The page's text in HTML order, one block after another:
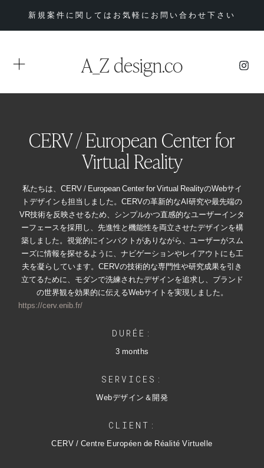
新規案件に関してはお気軽にお問い合わせ下さい
A_Z design.co
CERV / European Center for
Virtual Reality
私たちは、CERV / European Center for Virtual RealityのWebサイ
トデザインも担当しました。CERVの革新的なAI研究や最先端の
VR技術を反映させるため、シンプルかつ直感的なユーザーインタ
ーフェースを採用し、先進性と機能性を両立させたデザインを構
築しました。視覚的にインパクトがありながら、ユーザーがスム
ーズに情報を探せるように、ナビゲーションやレイアウトにも工
夫を凝らしています。CERVの技術的な専門性や研究成果を引き
立てるために、モダンで洗練されたデザインを追求し、ブランド
の世界観を効果的に伝えるWebサイトを実現しました。
https://cerv.enib.fr/
DURÉE:
3 months
SERVICES:
Webデザイン＆開発
CLIENT:
CERV / Centre Européen de Réalité Virtuelle